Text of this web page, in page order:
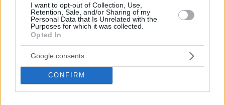
I want to opt-out of Collection, Use,
Retention, Sale, and/or Sharing of my
Personal Data that Is Unrelated with the
Purposes for which it was collected.
Opted In
Google consents
CONFIRM